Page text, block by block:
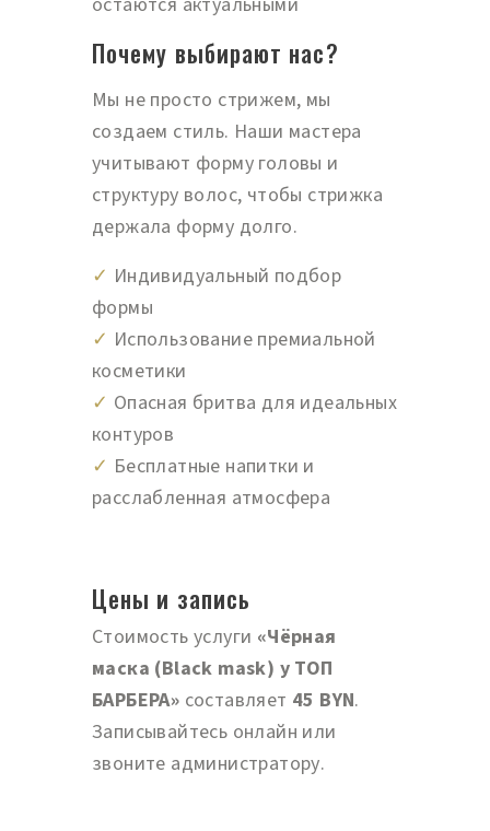
Почему выбирают нас?
Мы не просто стрижем, мы
создаем стиль. Наши мастера
учитывают форму головы и
структуру волос, чтобы стрижка
держала форму долго.
✓ Индивидуальный подбор
формы
✓ Использование премиальной
косметики
✓ Опасная бритва для идеальных
контуров
✓ Бесплатные напитки и
расслабленная атмосфера
Цены и запись
Стоимость услуги «Чёрная
маска (Black mask) у ТОП
БАРБЕРА» составляет 45 BYN.
Записывайтесь онлайн или
звоните администратору.